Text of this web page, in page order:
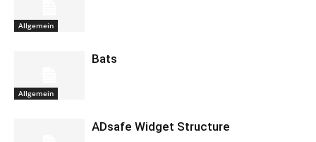
Allgemein
Allgemein
Bats
ADsafe Widget Structure